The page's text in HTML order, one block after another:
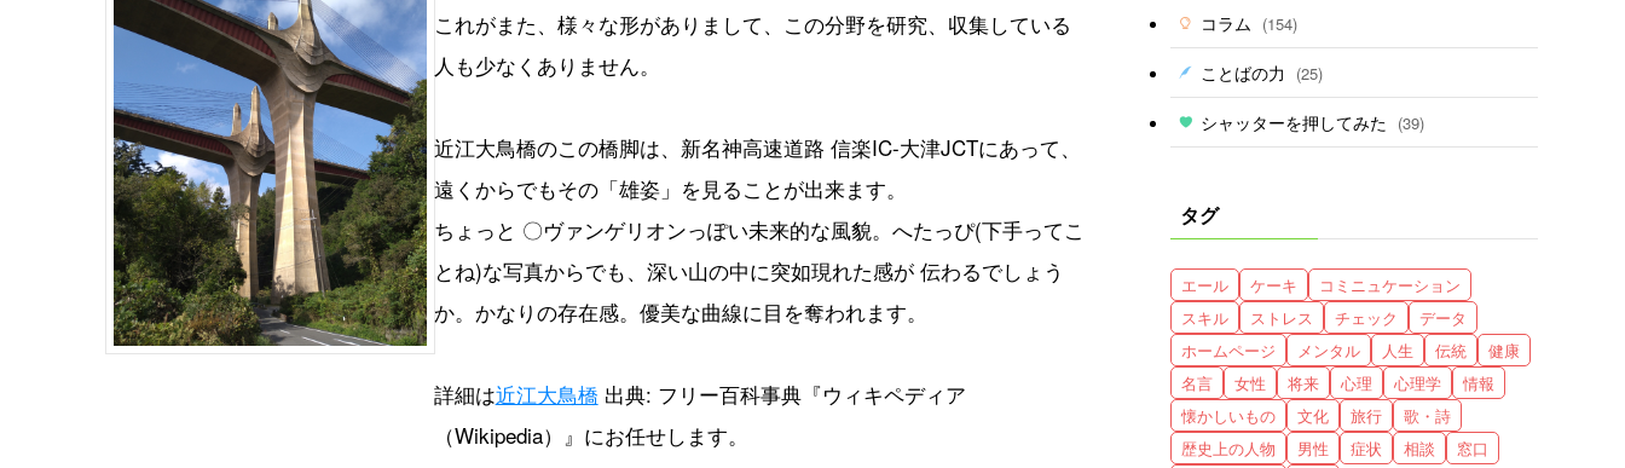
これがまた、様々な形がありまして、この分野を研究、収集している
人も少なくありません。
近江大鳥橋のこの橋脚は、新名神高速道路 信楽IC-大津JCTにあって、
遠くからでもその「雄姿」を見ることが出来ます。
ちょっと 〇ヴァンゲリオンっぽい未来的な風貌。へたっぴ(下手ってこ
とね)な写真からでも、深い山の中に突如現れた感が 伝わるでしょう
か。かなりの存在感。優美な曲線に目を奪われます。
詳細は近江大鳥橋 出典: フリー百科事典『ウィキペディア
（Wikipedia）』にお任せします。
コラム (154)
ことばの力 (25)
シャッターを押してみた (39)
タグ
エール ケーキ
コミニュケーション
スキル
ストレス チェック
データ
ホームページ
メンタル 人生 伝統
健康
名言
女性 将来 心理 心理学
情報
懐かしいもの
文化 旅行
歌・詩
歴史上の人物
男性 症状 相談
窓口